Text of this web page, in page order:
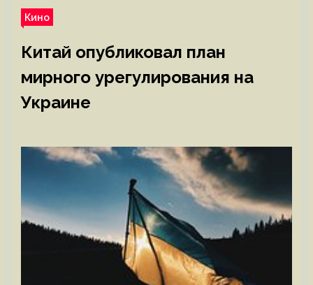
Кино
Китай опубликовал план
мирного урегулирования на
Украине